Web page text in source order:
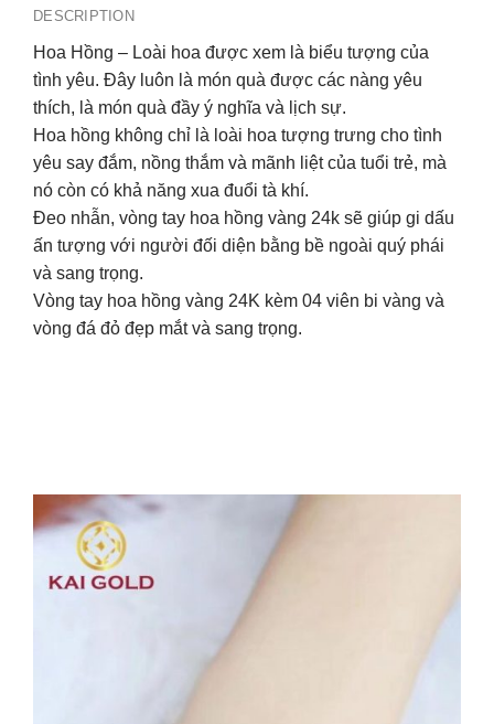
DESCRIPTION
Hoa Hồng – Loài hoa được xem là biểu tượng của
tình yêu. Đây luôn là món quà được các nàng yêu
thích, là món quà đầy ý nghĩa và lịch sự.
Hoa hồng không chỉ là loài hoa tượng trưng cho tình
yêu say đắm, nồng thắm và mãnh liệt của tuổi trẻ, mà
nó còn có khả năng xua đuổi tà khí.
Đeo nhẫn, vòng tay hoa hồng vàng 24k sẽ giúp gi dấu
ấn tượng với người đối diện bằng bề ngoài quý phái
và sang trọng.
Vòng tay hoa hồng vàng 24K kèm 04 viên bi vàng và
vòng đá đỏ đẹp mắt và sang trọng.